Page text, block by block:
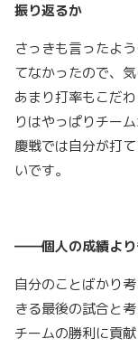
振り返るか
さっきも言ったよ
てなかったので、
あまり打率もこだ
りはやっぱりチー
慶戦では自分が打
いです。
――個人の成績より
自分のことばかり
きる最後の試合と
チームの勝利に貢